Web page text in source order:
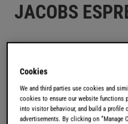
JACOBS
Nechajte sa uniesť svojou
aby vám priniesla silné a
Bohaté na ovocné tóny a
Cookies
We and third parties use cookies and
cookies to ensure our website functions
into visitor behaviour, and build a profile
advertisements. By clicking on “Manage